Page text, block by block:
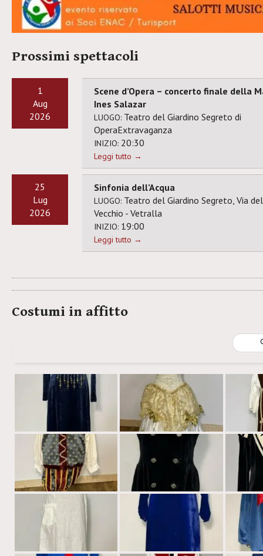
Prossimi spettacoli
1
Aug
2026
Scene d’Opera – concerto finale della
Ines Salazar
LUOGO: Teatro del Giardino Segreto di
OperaExtravaganza
INIZIO: 20:30
Leggi tutto →
25
Lug
2026
Sinfonia dell’Acqua
LUOGO: Teatro del Giardino Segreto, Via
Vecchio - Vetralla
INIZIO: 19:00
Leggi tutto →
Costumi in affitto